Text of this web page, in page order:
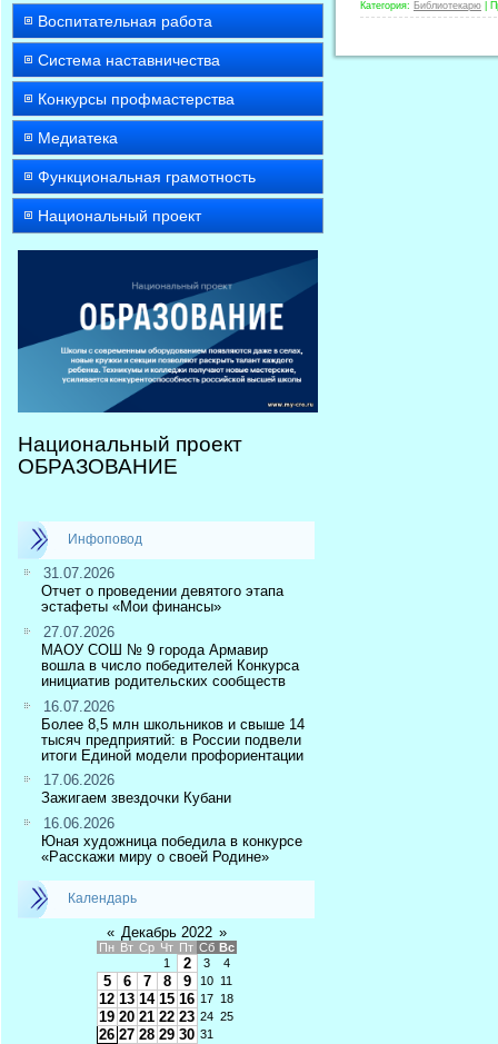
Воспитательная работа
Система наставничества
Конкурсы профмастерства
Медиатека
Функциональная грамотность
Национальный проект
Национальный проект
ОБРАЗОВАНИЕ
Инфоповод
31.07.2026
Отчет о проведении девятого этапа
эстафеты «Мои финансы»
27.07.2026
МАОУ СОШ № 9 города Армавир
вошла в число победителей Конкурса
инициатив родительских сообществ
16.07.2026
Более 8,5 млн школьников и свыше 14
тысяч предприятий: в России подвели
итоги Единой модели профориентации
17.06.2026
Зажигаем звездочки Кубани
16.06.2026
Юная художница победила в конкурсе
«Расскажи миру о своей Родине»
Календарь
« Декабрь 2022 »
Пн Вт Ср Чт Пт Сб Вс
1
2 3 4
5 6 7 8 9 10 11
12 13 14 15 16 17 18
19 20 21 22 23 24 25
26 27 28 29 30 31
Категория: Библиотекарю